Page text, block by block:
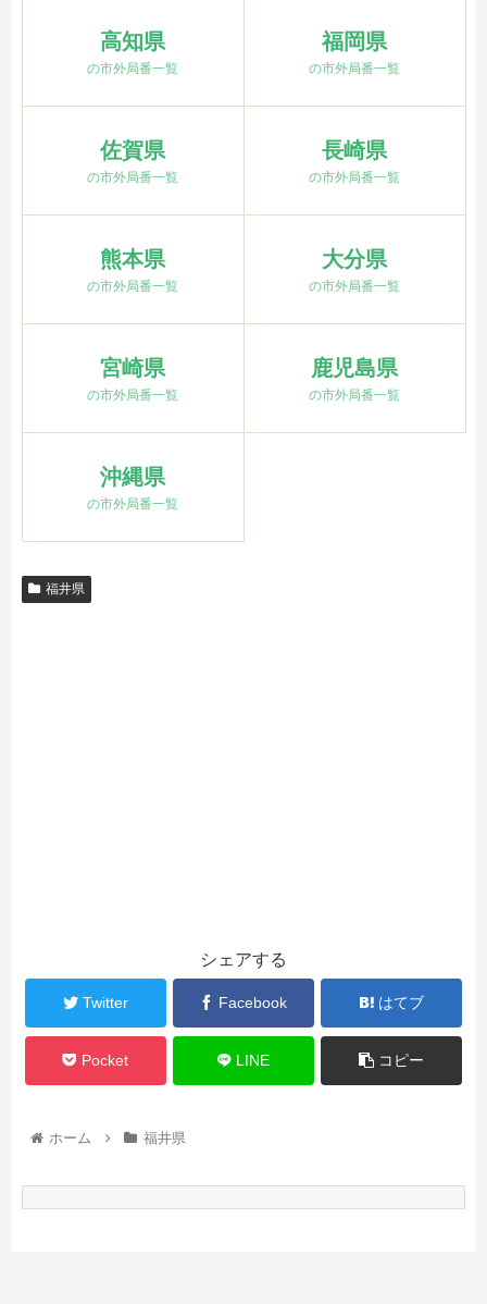
高知県
の市外局番一覧
福岡県
の市外局番一覧
佐賀県
の市外局番一覧
長崎県
の市外局番一覧
熊本県
の市外局番一覧
大分県
の市外局番一覧
宮崎県
の市外局番一覧
鹿児島県
の市外局番一覧
沖縄県
の市外局番一覧
福井県
シェアする
Twitter Facebook はてブ
Pocket LINE コピー
ホーム 福井県